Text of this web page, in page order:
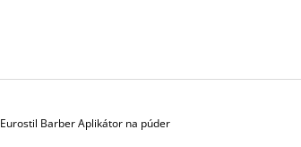
Eurostil Barber Aplikátor na púder